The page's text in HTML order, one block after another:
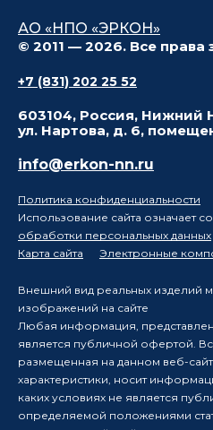
АО «НПО «ЭРКОН»
© 2011 — 2026. Все
+7 (831) 202 25 52
603104, Россия, Нижний
ул. Нартова, д. 6,
info@erkon-nn.ru
Политика конфиденциальности
Использование сайта означает
обработки персональных данных
Карта сайта
Электронные
Внешний вид реальных изделий
изображений на сайте
Любая информация,
является публичной офертой.
размещенная на данном веб-
характеристики, носит
каких условиях не является
определяемой положениями